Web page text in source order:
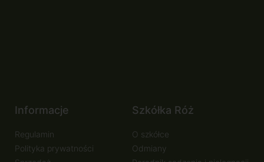
Informacje
Regulamin
Polityka prywatności
Szkółka Róż
O szkółce
Odmiany